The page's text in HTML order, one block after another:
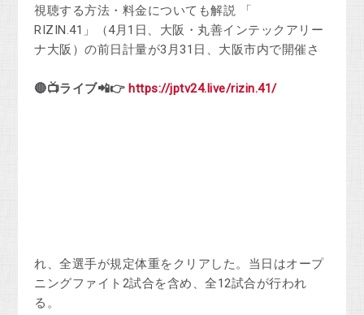
視聴する方法・料金についても解説 「
RIZIN.41」（4月1日、大阪・丸善インテックアリー
ナ大阪）の前日計量が3月31日、大阪市内で開催さ
🔴📺ライブ📲👉 https://jptv24.live/rizin.41/
れ、全選手が規定体重をクリアした。当日はオープ
ニングファイト2試合を含め、全12試合が行われ
る。